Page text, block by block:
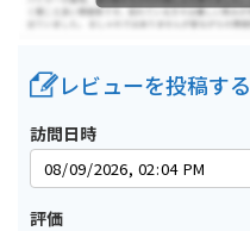
レビューを投稿する
訪問日時
評価